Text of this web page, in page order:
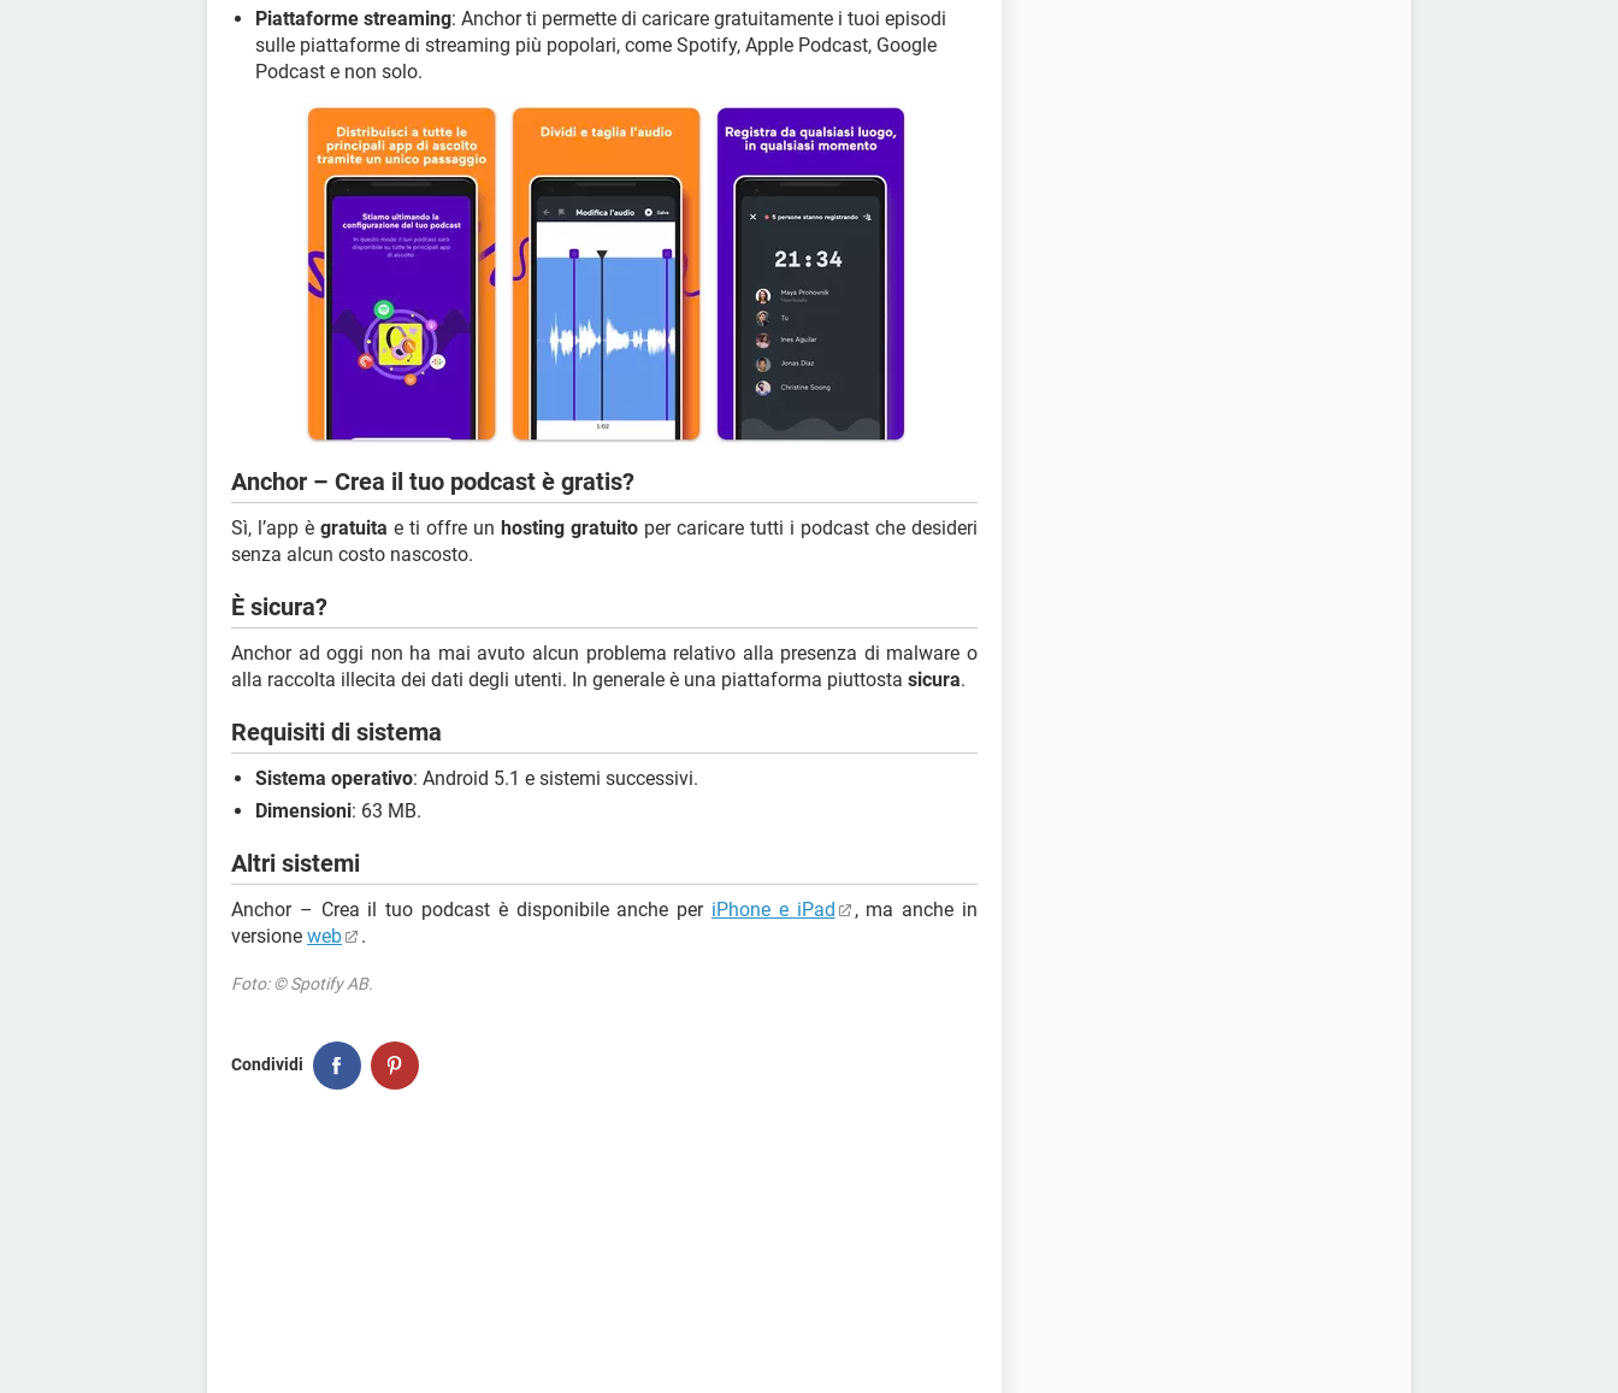
Piattaforme streaming: Anchor ti permette di caricare gratuitamente i tuoi episodi
sulle piattaforme di streaming più popolari, come Spotify, Apple Podcast, Google
Podcast e non solo.
Anchor – Crea il tuo podcast è gratis?
Sì, l’app è gratuita e ti offre un hosting gratuito per caricare tutti i podcast che desideri
senza alcun costo nascosto.
È sicura?
Anchor ad oggi non ha mai avuto alcun problema relativo alla presenza di malware o
alla raccolta illecita dei dati degli utenti. In generale è una piattaforma piuttosta sicura.
Requisiti di sistema
Sistema operativo: Android 5.1 e sistemi successivi.
Dimensioni: 63 MB.
Altri sistemi
Anchor – Crea il tuo podcast è disponibile anche per iPhone e iPad
, ma anche in
versione web .
Foto: © Spotify AB.
Condividi